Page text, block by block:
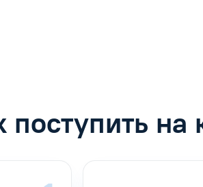
поступить